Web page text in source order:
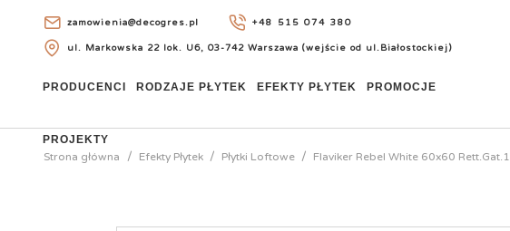
zamowienia@decogres.pl +48 515 074 380
ul. Markowska 22 lok. U6, 03-742 Warszawa (wejście od ul.Białostockiej)
PRODUCENCI RODZAJE PŁYTEK EFEKTY PŁYTEK PROMOCJE
PROJEKTY
Strona główna
Efekty Płytek Płytki Loftowe Flaviker Rebel White 60x60 Rett.Gat.1